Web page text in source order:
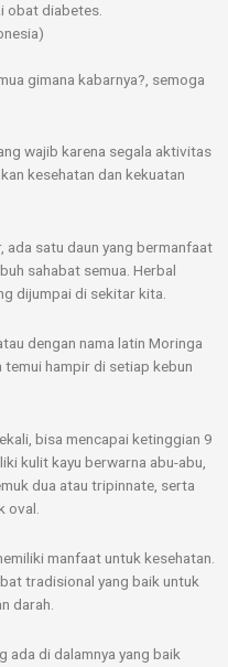
obat diabetes.
gimana kabarnya?, semoga
wajib karena segala aktivitas
kesehatan dan kekuatan
ada satu daun yang bermanfaat
sahabat semua. Herbal
dijumpai di sekitar kita.
dengan nama latin Moringa
hampir di setiap kebun
bisa mencapai ketinggian 9
kulit kayu berwarna abu-abu,
dua atau tripinnate, serta
oval.
manfaat untuk kesehatan.
tradisional yang baik untuk
darah.
ada di dalamnya yang baik